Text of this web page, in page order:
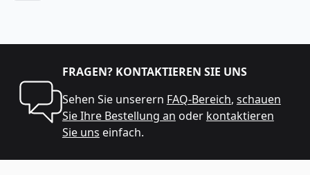
FRAGEN? KONTAKTIEREN SIE UNS
Sehen Sie unserern FAQ-Bereich, schauen
Sie Ihre Bestellung an oder kontaktieren
Sie uns einfach.